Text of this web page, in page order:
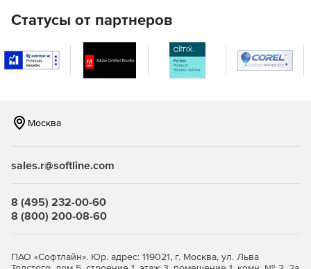
Directory.
Мгновенная очистка Active Directory (от устаревших
объектов).
Автоматическая и плановая инвентаризация систем с
ОС Windows с экспортом данных в HTML, CSV, БД
Средства миграции Windows Active Directory между
Статусы от партнеров
Москва
sales.r@softline.com
8 (495) 232-00-60
8 (800) 200-08-60
ПАО «Софтлайн». Юр. адрес: 119021, г. Москва, ул. Льва